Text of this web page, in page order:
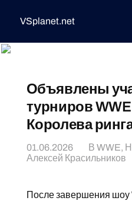
VSplanet.net
Объявлены
турниров
Королева
01.06.2026 В WWE,
Алексей Красильников
После завершения шоу